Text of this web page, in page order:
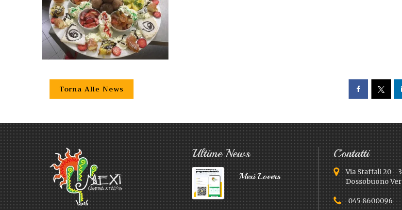
Torna Alle News
Ultime News
Mexì Lovers
Contatti
Via Staffali 20 -
Dossobuono
045 8600096